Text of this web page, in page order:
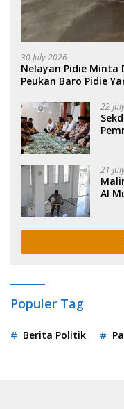
30 July 2026
Nelayan Pidie Minta
Peukan Baro Pidie
22
21
Al
Populer Tag
Berita Politik